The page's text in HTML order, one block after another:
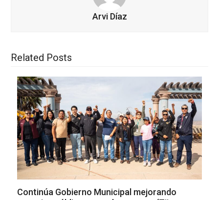
Arvi Díaz
Related Posts
Continúa Gobierno Municipal mejorando